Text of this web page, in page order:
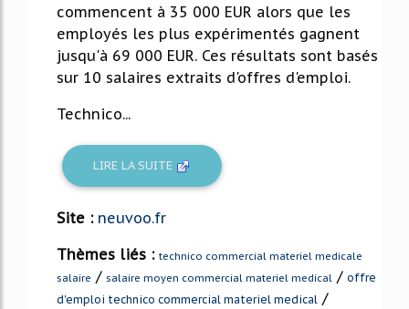
commencent à 35 000 EUR alors que les
employés les plus expérimentés gagnent
jusqu'à 69 000 EUR. Ces résultats sont basés
sur 10 salaires extraits d'offres d'emploi.
Technico...
LIRE LA SUITE
Site : neuvoo.fr
Thèmes liés :technico commercial materiel medicale
salaire / salaire moyen commercial materiel medical / offre
d'emploi technico commercial materiel medical /